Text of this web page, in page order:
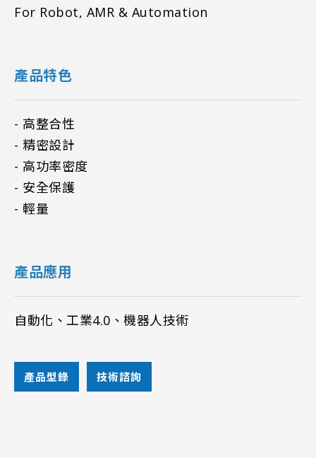
For Robot, AMR & Automation
產品特色
- 高整合性
- 精密設計
- 高功率密度
- 安全保護
- 輕量
產品應用
自動化、工業4.0、機器人技術
產品型錄 技術諮詢